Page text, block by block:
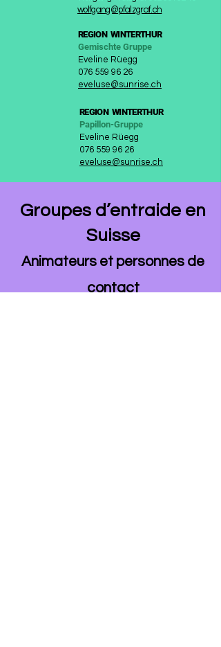
wolfgang@pfalzgraf.ch
REGION WINTERTHUR
Gemischte Gruppe
Eveline Rüegg
076 559 96 26
eveluse@sunrise.ch
REGION WINTERTHUR
Papillon-Gruppe
Eveline Rüegg
076 559 96 26
eveluse@sunrise.ch
Groupes d’entraide en
Suisse
Animateurs et personnes de
contact